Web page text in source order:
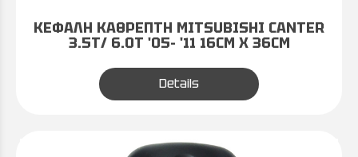
ΚΕΦΑΛΗ ΚΑΘΡΕΠΤΗ MITSUBISHI CANTER
3.5T/ 6.0T '05- '11 16CM X 36CM
Details